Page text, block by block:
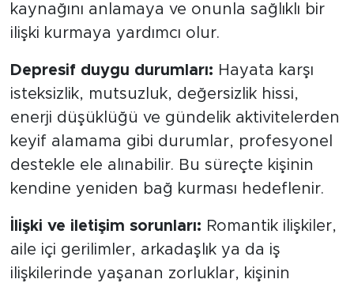
kaynağını anlamaya ve onunla sağlıklı bir
ilişki kurmaya yardımcı olur.
Depresif duygu durumları: Hayata karşı
isteksizlik, mutsuzluk, değersizlik hissi,
enerji düşüklüğü ve gündelik aktivitelerden
keyif alamama gibi durumlar, profesyonel
destekle ele alınabilir. Bu süreçte kişinin
kendine yeniden bağ kurması hedeflenir.
İlişki ve iletişim sorunları: Romantik ilişkiler,
aile içi gerilimler, arkadaşlık ya da iş
ilişkilerinde yaşanan zorluklar, kişinin